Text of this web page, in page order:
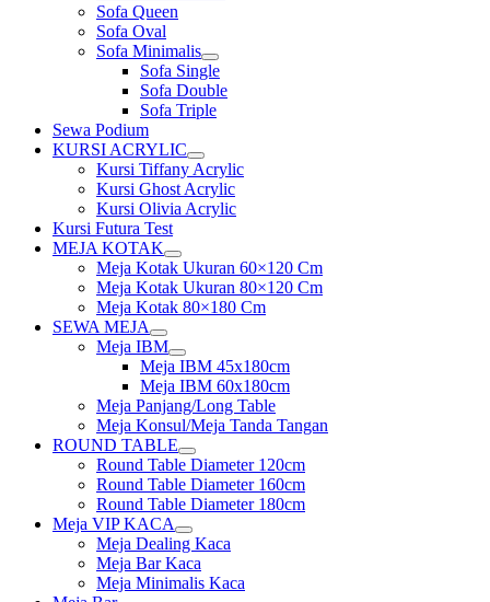
menu
Sofa Queen
Sofa Oval
Sofa Minimalis
Show
sub
menu
Sofa Single
Sofa Double
Sofa Triple
Sewa Podium
KURSI ACRYLIC
Show
sub
menu
Kursi Tiffany Acrylic
Kursi Ghost Acrylic
Kursi Olivia Acrylic
Kursi Futura Test
MEJA KOTAK
Show
sub
menu
Meja Kotak Ukuran 60×120 Cm
Meja Kotak Ukuran 80×120 Cm
Meja Kotak 80×180 Cm
SEWA MEJA
Show
sub
menu
Meja IBM
Show
sub
menu
Meja IBM 45x180cm
Meja IBM 60x180cm
Meja Panjang/Long Table
Meja Konsul/Meja Tanda Tangan
ROUND TABLE
Show
sub
menu
Round Table Diameter 120cm
Round Table Diameter 160cm
Round Table Diameter 180cm
Meja VIP KACA
Show
sub
menu
Meja Dealing Kaca
Meja Bar Kaca
Meja Minimalis Kaca